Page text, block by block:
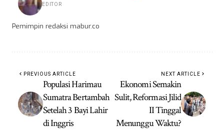
EDITOR
Pemimpin redaksi mabur.co
PREVIOUS ARTICLE
Populasi Harimau
Sumatra Bertambah
Setelah 3 Bayi Lahir
di Inggris
NEXT ARTICLE
Ekonomi Semakin
Sulit, Reformasi Jilid
II Tinggal
Menunggu Waktu?